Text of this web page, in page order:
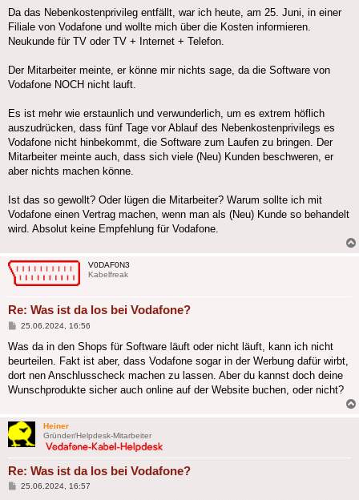
Da das Nebenkostenprivileg entfällt, war ich heute, am 25. Juni, in einer
Filiale von Vodafone und wollte mich über die Kosten informieren.
Neukunde für TV oder TV + Internet + Telefon.
Der Mitarbeiter meinte, er könne mir nichts sage, da die Software von
Vodafone NOCH nicht lauft.
Es ist mehr wie erstaunlich und verwunderlich, um es extrem höflich
auszudrücken, dass fünf Tage vor Ablauf des Nebenkostenprivilegs es
Vodafone nicht hinbekommt, die Software zum Laufen zu bringen. Der
Mitarbeiter meinte auch, dass sich viele (Neu) Kunden beschweren, er
aber nichts machen könne.
Ist das so gewollt? Oder lügen die Mitarbeiter? Warum sollte ich mit
Vodafone einen Vertrag machen, wenn man als (Neu) Kunde so behandelt
wird. Absolut keine Empfehlung für Vodafone.
V0DAF0N3
Kabelfreak
Re: Was ist da los bei Vodafone?
Beitrag
25.06.2024, 16:56
Was da in den Shops für Software läuft oder nicht läuft, kann ich nicht
beurteilen. Fakt ist aber, dass Vodafone sogar in der Werbung dafür wirbt,
dort nen Anschlusscheck machen zu lassen. Aber du kannst doch deine
Wunschprodukte sicher auch online auf der Website buchen, oder nicht?
Heiner
Gründer/Helpdesk-Mitarbeiter
Re: Was ist da los bei Vodafone?
Beitrag
25.06.2024, 16:57